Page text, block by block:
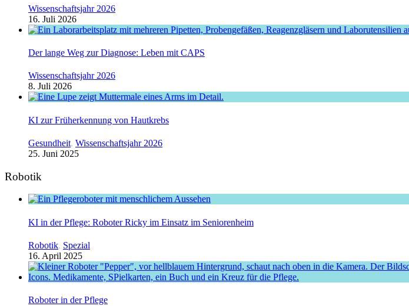
Wissenschaftsjahr 2026
16. Juli 2026
Der lange Weg zur Diagnose: Leben mit CAPS
Wissenschaftsjahr 2026
8. Juli 2026
KI zur Früherkennung von Hautkrebs
Gesundheit, Wissenschaftsjahr 2026
25. Juni 2025
Robotik
KI in der Pflege: Roboter Ricky im Einsatz im Seniorenheim
Robotik, Spezial
16. April 2025
Roboter in der Pflege